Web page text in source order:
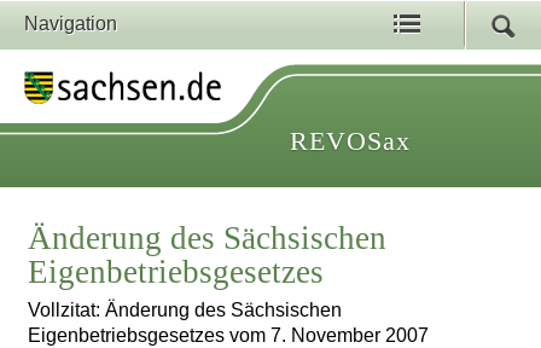
Navigation
REVOSax
Änderung des Sächsischen
Eigenbetriebsgesetzes
Vollzitat: Änderung des Sächsischen
Eigenbetriebsgesetzes vom 7. November 2007